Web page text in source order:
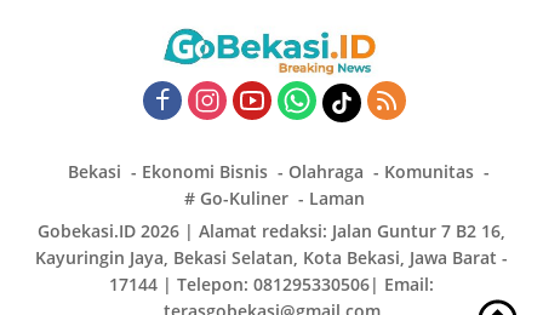
Bekasi Ekonomi Bisnis Olahraga
Komunitas
# Go-Kuliner
Laman
Gobekasi.ID 2026 | Alamat redaksi: Jalan Guntur 7 B2 16,
Kayuringin Jaya, Bekasi Selatan, Kota Bekasi, Jawa Barat -
17144 | Telepon: 081295330506| Email:
terasgobekasi@gmail.com